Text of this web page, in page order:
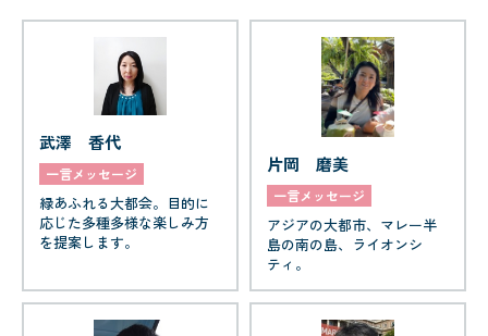
武澤 香代
一言メッセージ
緑あふれる大都会。目的に
応じた多種多様な楽しみ方
を提案します。
片岡 磨美
一言メッセージ
アジアの大都市、マレー半
島の南の島、ライオンシ
ティ。